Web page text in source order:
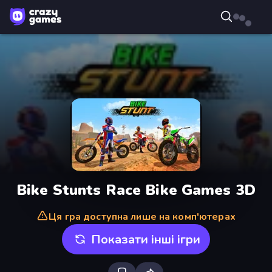
Bike Stunts Race Bike Games 3D
Ця гра доступна лише на комп'ютерах
Показати інші ігри